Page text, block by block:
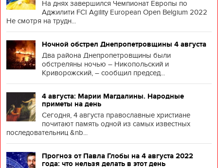
На днях завершился Чемпионат Европы по
Аджилити FCI Agility European Open Belgium 2022
Не смотря на трудн...
Ночной обстрел Днепропетровщины 4 августа
Два района Днепропетровщины были
обстреляны ночью – Никопольский и
Криворожский, – сообщил председ...
4 августа: Марии Магдалины. Народные
приметы на день
Сегодня, 4 августа православные христиане
почитают память одной из самых известных
последовательниц &nb...
Прогноз от Павла Глобы на 4 августа 2022
года: что нельзя делать в этот день